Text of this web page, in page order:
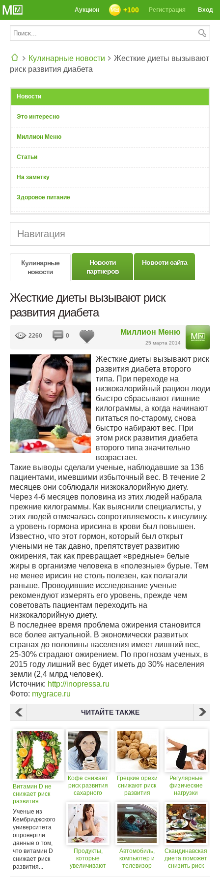
Вход
Регистрация
+100
Аукцион
Кулинарные новости
Жесткие диеты вызывают
риск развития диабета
Новости
Это интересно
Миллион Меню
Статьи
На заметку
Здоровое питание
Навигация
Кулинарные
новости
Новости
партнеров
Новости сайта
Жесткие диеты вызывают риск
развития диабета
Миллион Меню
25 марта 2014
2260 0
Жесткие диеты вызывают риск
развития диабета второго
типа. При переходе на
низкокалорийный рацион люди
быстро сбрасывают лишние
килограммы, а когда начинают
питаться по-старому, снова
быстро набирают вес. При
этом риск развития диабета
второго типа значительно
возрастает.
Такие выводы сделали ученые, наблюдавшие за 136
пациентами, имевшими избыточный вес. В течение 2
месяцев они соблюдали низкокалорийную диету.
Через 4-6 месяцев половина из этих людей набрала
прежние килограммы. Как выяснили специалисты, у
этих людей отмечалась сопротивляемость к инсулину,
а уровень гормона ирисина в крови был повышен.
Известно, что этот гормон, который был открыт
учеными не так давно, препятствует развитию
ожирения, так как превращает «вредные» белые
жиры в организме человека в «полезные» бурые. Тем
не менее ирисин не столь полезен, как полагали
раньше. Проводившие исследование ученые
рекомендуют измерять его уровень, прежде чем
советовать пациентам переходить на
низкокалорийную диету.
В последнее время проблема ожирения становится
все более актуальной. В экономически развитых
странах до половины населения имеет лишний вес,
25-30% страдают ожирением. По прогнозам ученых, в
2015 году лишний вес будет иметь до 30% населения
земли (2,4 млрд человек).
Источник: http://inopressa.ru
Фото: mygrace.ru
ЧИТАЙТЕ ТАКЖЕ
Витамин D не
снижает риск
развития
диабета
Ученые из
Кембриджского
университета
опровергли
данные о том,
что витамин D
снижает риск
развития...
Кофе снижает
риск развития
сахарного
Продукты,
которые
увеличивают
Грецкие орехи
снижают риск
развития
женщин
Автомобиль,
компьютер и
телевизор
Регулярные
физические
нагрузки
развития
диабета и
ожирения
Скандинавская
диета поможет
снизить риск